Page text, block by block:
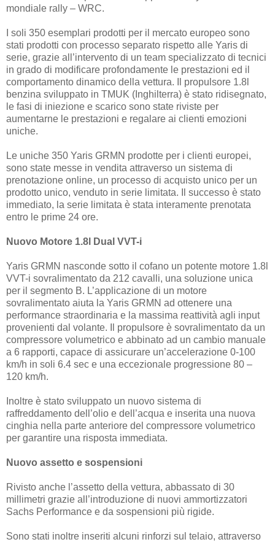
mondiale rally – WRC.
I soli 350 esemplari prodotti per il mercato europeo sono
stati prodotti con processo separato rispetto alle Yaris di
serie, grazie all’intervento di un team specializzato di tecnici
in grado di modificare profondamente le prestazioni ed il
comportamento dinamico della vettura. Il propulsore 1.8l
benzina sviluppato in TMUK (Inghilterra) è stato ridisegnato,
le fasi di iniezione e scarico sono state riviste per
aumentarne le prestazioni e regalare ai clienti emozioni
uniche.
Le uniche 350 Yaris GRMN prodotte per i clienti europei,
sono state messe in vendita attraverso un sistema di
prenotazione online, un processo di acquisto unico per un
prodotto unico, venduto in serie limitata. Il successo è stato
immediato, la serie limitata è stata interamente prenotata
entro le prime 24 ore.
Nuovo Motore 1.8l Dual VVT-i
Yaris GRMN nasconde sotto il cofano un potente motore 1.8l
VVT-i sovralimentato da 212 cavalli, una soluzione unica
per il segmento B. L’applicazione di un motore
sovralimentato aiuta la Yaris GRMN ad ottenere una
performance straordinaria e la massima reattività agli input
provenienti dal volante. Il propulsore è sovralimentato da un
compressore volumetrico e abbinato ad un cambio manuale
a 6 rapporti, capace di assicurare un’accelerazione 0-100
km/h in soli 6.4 sec e una eccezionale progressione 80 –
120 km/h.
Inoltre è stato sviluppato un nuovo sistema di
raffreddamento dell’olio e dell’acqua e inserita una nuova
cinghia nella parte anteriore del compressore volumetrico
per garantire una risposta immediata.
Nuovo assetto e sospensioni
Rivisto anche l’assetto della vettura, abbassato di 30
millimetri grazie all’introduzione di nuovi ammortizzatori
Sachs Performance e da sospensioni più rigide.
Sono stati inoltre inseriti alcuni rinforzi sul telaio, attraverso